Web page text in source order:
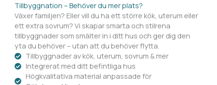
Tillbyggnation – Behöver du mer plats?
Växer familjen? Eller vill du ha ett större kök, uterum eller
ett extra sovrum? Vi skapar smarta och stilrena
tillbyggnader som smälter in i ditt hus och ger dig den
yta du behöver – utan att du behöver flytta.
Tillbyggnader av kök, uterum, sovrum & mer
Integrerat med ditt befintliga hus
Högkvalitativa material anpassade för